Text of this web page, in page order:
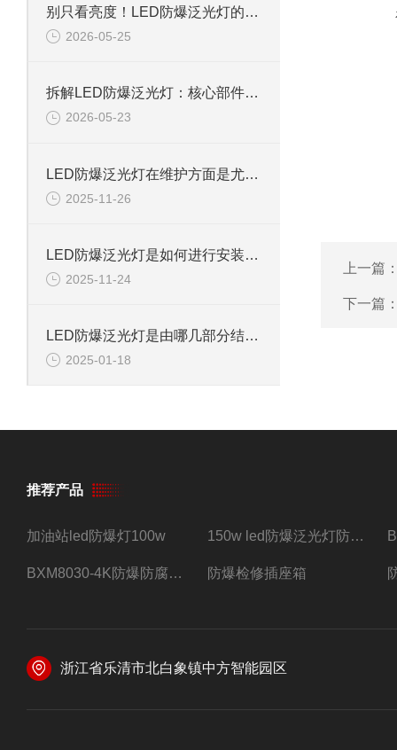
别只看亮度！LED防爆泛光灯的隐藏特点，才是安全作业的底气
2026-05-25
拆解LED防爆泛光灯：核心部件藏着哪些“安全密码”？
2026-05-23
LED防爆泛光灯在维护方面是尤为讲究的
2025-11-26
LED防爆泛光灯是如何进行安装的呢？
2025-11-24
LED防爆泛光灯是由哪几部分结构组成的呢？
2025-01-18
上一篇
下一篇
推荐产品
加油站led防爆灯100w 150w led防爆泛光灯防水防尘防爆三防灯
BXM8030-4K防爆防腐照明配电箱四路带总开关 防爆检修插座箱
浙江省乐清市北白象镇中方智能园区